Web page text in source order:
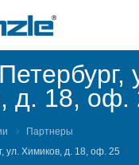
д. 18, оф.
Партнеры
ул. Химиков, д. 18, оф. 25